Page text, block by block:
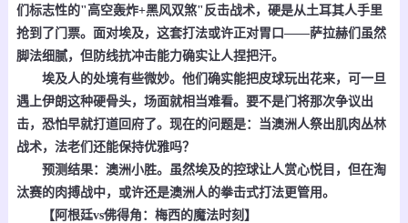
们标志性的"高空轰炸+黑风双煞"反击战术，硬是从土耳其人手里
抢到了门票。面对埃及，这套打法或许正对胃口——萨拉赫们虽然
脚法细腻，但防线抗冲击能力确实让人捏把汗。
埃及人的处境有些微妙。他们确实能把皮球玩出花来，可一旦
遇上伊朗这种硬骨头，场面就相当难看。要不是门将那次争议出
击，恐怕早就打道回府了。现在的问题是：当澳洲人祭出肌肉丛林
战术，法老们还能保持优雅吗？
预测结果：澳洲小胜。虽然埃及的控球让人赏心悦目，但在淘
汰赛的肉搏战中，或许还是澳洲人的拳击式打法更管用。
【阿根廷vs佛得角：梅西的魔法时刻】